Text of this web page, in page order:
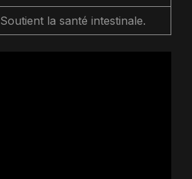
Soutient la santé intestinale.